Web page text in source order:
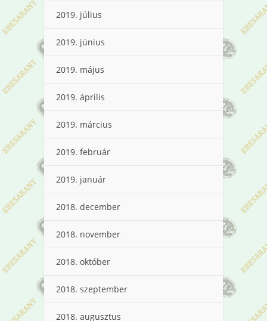
2019. július
2019. június
2019. május
2019. április
2019. március
2019. február
2019. január
2018. december
2018. november
2018. október
2018. szeptember
2018. augusztus